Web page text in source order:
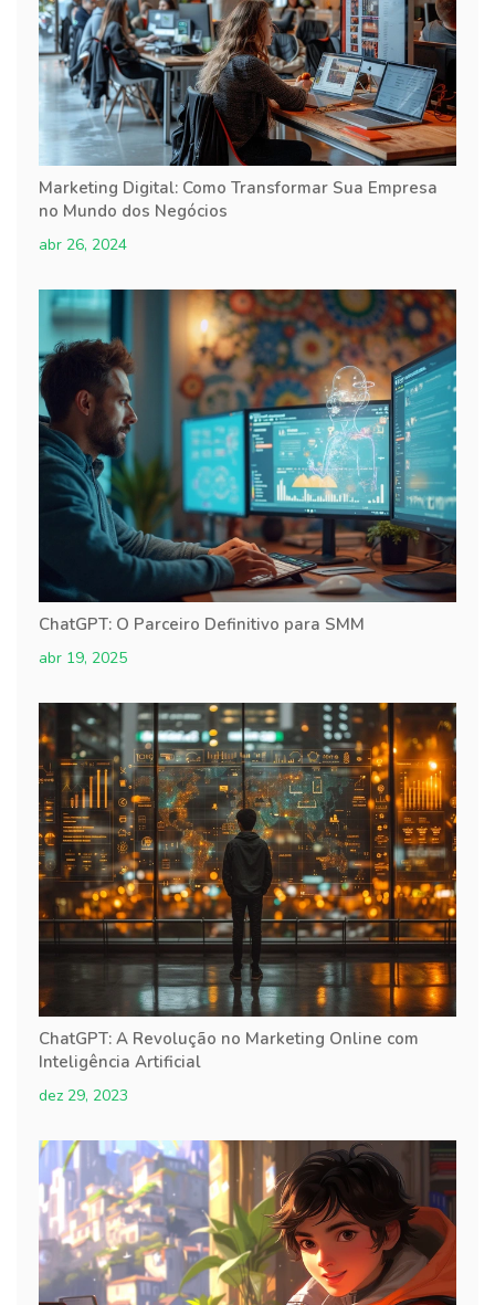
Marketing Digital: Como Transformar Sua Empresa
no Mundo dos Negócios
abr 26, 2024
ChatGPT: O Parceiro Definitivo para SMM
abr 19, 2025
ChatGPT: A Revolução no Marketing Online com
Inteligência Artificial
dez 29, 2023